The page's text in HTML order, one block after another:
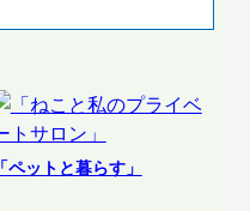
「ペットと暮らす」